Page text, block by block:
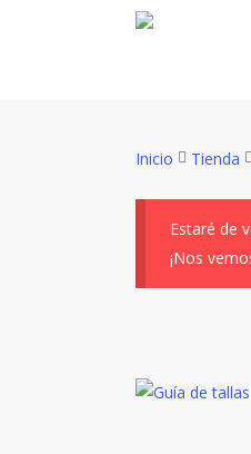
Inicio Tienda
Estaré de
¡Nos